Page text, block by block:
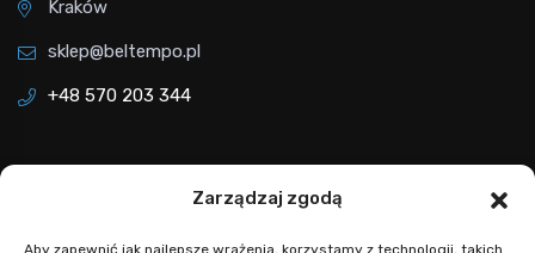
Zarządzaj zgodą
Aby zapewnić jak najlepsze wrażenia, korzystamy z technologii, takich
Kraków
sklep@beltempo.pl
+48 570 203 344
Adres sklepu